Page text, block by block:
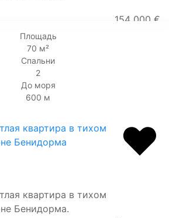
154 000 €
Площадь
70 м²
Спальни
2
До моря
600 м
квартира в тихом
Бенидорма
квартира в тихом
Бенидорма.